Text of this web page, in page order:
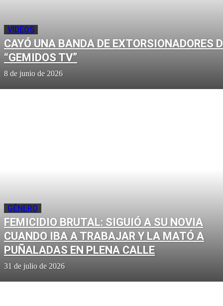
VIDEOS
CAYÓ UNA BANDA DE EXTORSIONADORES
“GEMIDOS TV”
8 de junio de 2026
GÉNERO
FEMICIDIO BRUTAL: SIGUIÓ A SU NOVIA
CUANDO IBA A TRABAJAR Y LA MATÓ A
PUÑALADAS EN PLENA CALLE
31 de julio de 2026